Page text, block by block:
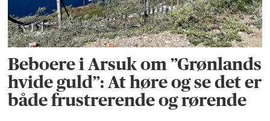
Beboere i Arsuk om ”Grønlands
hvide guld”: At høre og se det er
både frustrerende og rørende